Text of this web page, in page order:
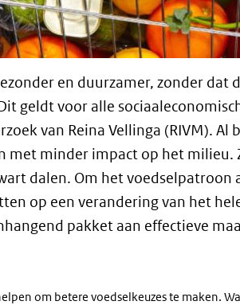
en duurzamer, zonder dat
geldt voor alle
van Reina Vellinga (RIVM). Al
met minder impact op het milieu.
dalen. Om het voedselpatroon
op een verandering van het
pakket aan effectieve
om betere voedselkeuzes te maken.